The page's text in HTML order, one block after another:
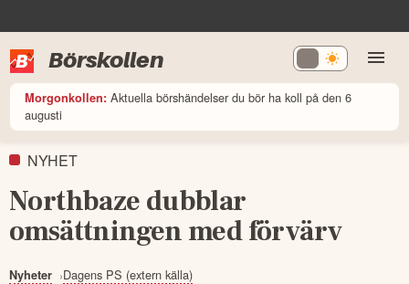
Börskollen
Morgonkollen: Aktuella börshändelser du bör ha koll på den 6
augusti
NYHET
Northbaze dubblar
omsättningen med förvärv
Nyheter Dagens PS (extern källa)